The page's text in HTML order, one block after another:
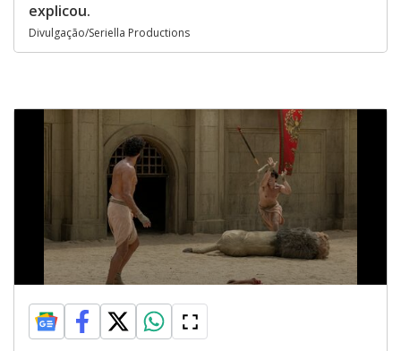
explicou.
Divulgação/Seriella Productions